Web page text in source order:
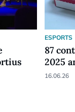
ESPORTS
87
2025
16.06.26